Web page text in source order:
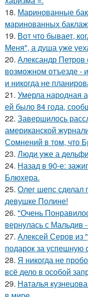
18. Маринованные
маринованных
19. Вот что бывает,
Меня", а душа уже
20. Александр Петров
возможном отъезде -
и никогда не
21. Умерла народная
ей было 84 года,
22. Завершилось
американской
Сомнений в том, что
23. Люди уже а
24. Назад в 90-е:
Блюхера.
25. Олег шепс сделал
девушке Полине!
26. "Очень
вернулась с Мальдив
27. Алексей Серов из
подарок за успешную
28. Я никогда не
всё дело в особой
29. Наталья